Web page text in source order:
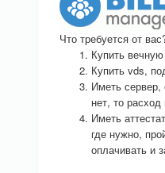
Что требуется от
Купить
Купить vds,
Иметь сервер,
нет, то
Иметь
где нужно,
оплачивать и